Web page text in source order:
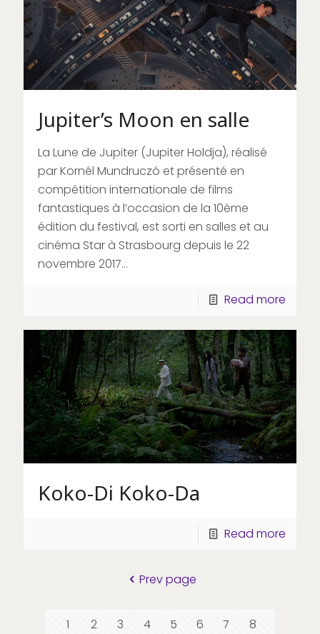
Jupiter’s Moon en salle
La Lune de Jupiter (Jupiter Holdja), réalisé
par Kornél Mundruczó et présenté en
compétition internationale de films
fantastiques à l’occasion de la 10ème
édition du festival, est sorti en salles et au
cinéma Star à Strasbourg depuis le 22
novembre 2017…
Read more
Koko-Di Koko-Da
Read more
Prev page
1 2 3 4 5 6 7
8